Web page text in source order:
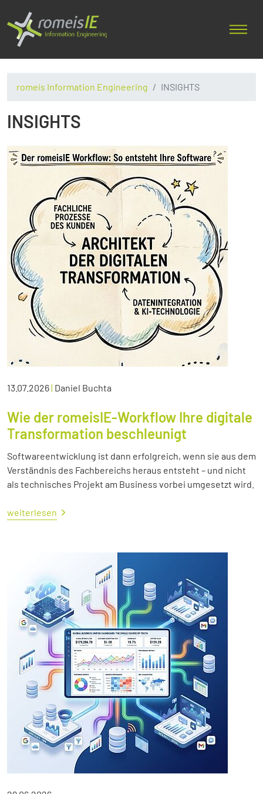
romeis Information Engineering INSIGHTS
INSIGHTS
13.07.2026| Daniel Buchta
Wie der romeisIE-Workflow Ihre digitale
Transformation beschleunigt
Softwareentwicklung ist dann erfolgreich, wenn sie aus dem
Verständnis des Fachbereichs heraus entsteht – und nicht
als technisches Projekt am Business vorbei umgesetzt wird.
weiterlesen